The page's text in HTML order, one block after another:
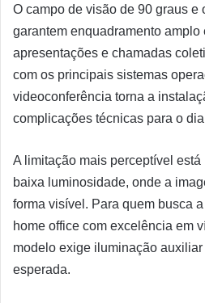
O campo de visão de 90 graus e
garantem enquadramento amplo
apresentações e chamadas
com os principais sistemas
videoconferência torna a
complicações técnicas para o
A limitação mais perceptível
baixa luminosidade, onde a
forma visível. Para quem busca
home office com excelência em
modelo exige iluminação
esperada.